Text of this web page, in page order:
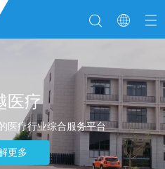
医疗
医疗行业综合服务平台
更多